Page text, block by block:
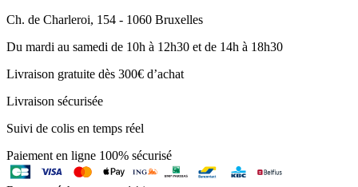
Ch. de Charleroi, 154 - 1060 Bruxelles
Du mardi au samedi de 10h à 12h30 et de 14h à 18h30
Livraison gratuite dès 300€ d’achat
Livraison sécurisée
Suivi de colis en temps réel
Paiement en ligne 100% sécurisé